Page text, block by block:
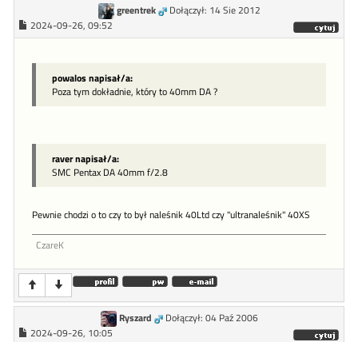
greentrek
Dołączył: 14 Sie 2012
2024-09-26, 09:52
powalos napisał/a:
Poza tym dokładnie, który to 40mm DA ?
raver napisał/a:
SMC Pentax DA 40mm f/2.8
Pewnie chodzi o to czy to był naleśnik 40Ltd czy "ultranaleśnik" 40XS
CzareK
Ryszard
Dołączył: 04 Paź 2006
2024-09-26, 10:05